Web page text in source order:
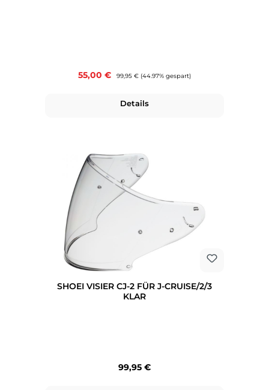
Verkaufspreis:
55,00 € Regulärer Preis:
99,95 € (44.97% gespart)
Details
SHOEI VISIER CJ-2 FÜR J-CRUISE/2/3
KLAR
Regulärer Preis:
99,95 €